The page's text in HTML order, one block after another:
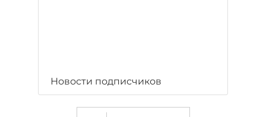
Новости подписчиков